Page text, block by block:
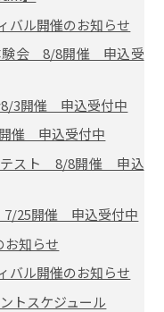
バル開催のお知らせ
験会 8/8開催 申込受
8/3開催 申込受付中
催 申込受付中
テスト 8/8開催 申込
25開催 申込受付中
知らせ
バル開催のお知らせ
トスケジュール